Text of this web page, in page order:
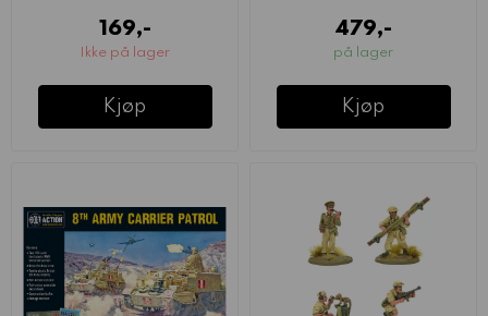
169,-
Ikke på lager
Kjøp
479,-
på lager
Kjøp